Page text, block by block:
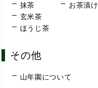
抹茶
玄米茶
ほうじ茶
お茶漬け
その他
山年園について